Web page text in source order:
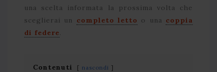
una scelta informata la prossima volta che
sceglierai un completo letto o una coppia
di federe.
Contenuti nascondi